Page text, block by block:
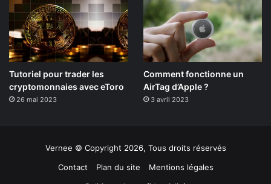
Tutoriel pour trader les
cryptomonnaies avec eToro
26 mai 2023
Comment fonctionne un
AirTag d’Apple ?
3 avril 2023
Vernee © Copyright 2026, Tous droits réservés
Contact
Plan du site
Mentions légales